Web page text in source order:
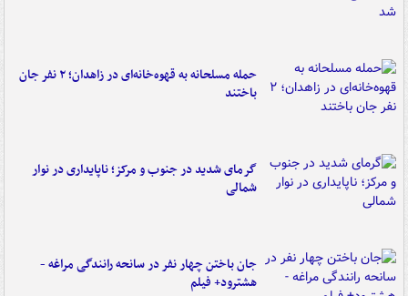
حمله مسلحانه به قهوه‌خانه‌ای در زاهدان؛ ۲ نفر جان
باختند
گرمای شدید در جنوب و مرکز؛ ناپایداری در نوار
شمالی
جان باختن چهار نفر در سانحه رانندگی مراغه -
هشترود+ فیلم